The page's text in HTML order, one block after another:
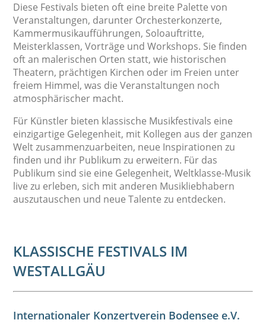
Diese Festivals bieten oft eine breite Palette von
Veranstaltungen, darunter Orchesterkonzerte,
Kammermusikaufführungen, Soloauftritte,
Meisterklassen, Vorträge und Workshops. Sie finden
oft an malerischen Orten statt, wie historischen
Theatern, prächtigen Kirchen oder im Freien unter
freiem Himmel, was die Veranstaltungen noch
atmosphärischer macht.
Für Künstler bieten klassische Musikfestivals eine
einzigartige Gelegenheit, mit Kollegen aus der ganzen
Welt zusammenzuarbeiten, neue Inspirationen zu
finden und ihr Publikum zu erweitern. Für das
Publikum sind sie eine Gelegenheit, Weltklasse-Musik
live zu erleben, sich mit anderen Musikliebhabern
auszutauschen und neue Talente zu entdecken.
KLASSISCHE FESTIVALS IM
WESTALLGÄU
Internationaler Konzertverein Bodensee e.V.